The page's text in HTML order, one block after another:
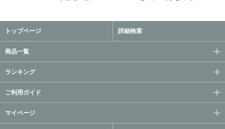
トップページ 詳細検索
商品一覧
ランキング
ご利用ガイド
マイページ